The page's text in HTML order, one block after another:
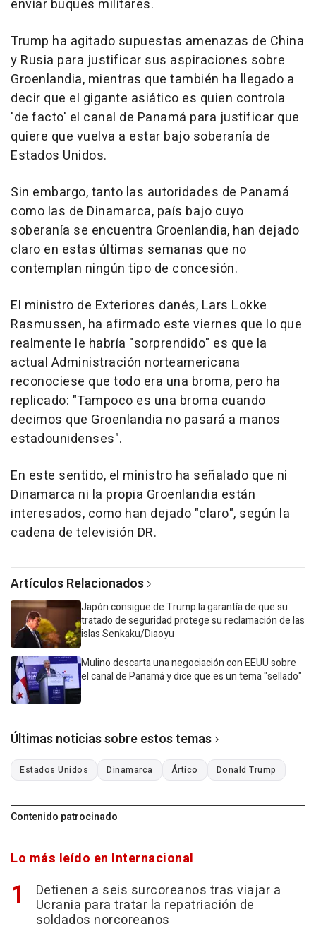
enviar buques militares.
Trump ha agitado supuestas amenazas de China
y Rusia para justificar sus aspiraciones sobre
Groenlandia, mientras que también ha llegado a
decir que el gigante asiático es quien controla
'de facto' el canal de Panamá para justificar que
quiere que vuelva a estar bajo soberanía de
Estados Unidos.
Sin embargo, tanto las autoridades de Panamá
como las de Dinamarca, país bajo cuyo
soberanía se encuentra Groenlandia, han dejado
claro en estas últimas semanas que no
contemplan ningún tipo de concesión.
El ministro de Exteriores danés, Lars Lokke
Rasmussen, ha afirmado este viernes que lo que
realmente le habría "sorprendido" es que la
actual Administración norteamericana
reconociese que todo era una broma, pero ha
replicado: "Tampoco es una broma cuando
decimos que Groenlandia no pasará a manos
estadounidenses".
En este sentido, el ministro ha señalado que ni
Dinamarca ni la propia Groenlandia están
interesados, como han dejado "claro", según la
cadena de televisión DR.
Artículos Relacionados
Japón consigue de Trump la garantía de que su
tratado de seguridad protege su reclamación de las
islas Senkaku/Diaoyu
Mulino descarta una negociación con EEUU sobre
el canal de Panamá y dice que es un tema "sellado"
Últimas noticias sobre estos temas
Estados Unidos Dinamarca Ártico Donald Trump
Contenido patrocinado
Lo más leído en Internacional
Detienen a seis surcoreanos tras viajar a
Ucrania para tratar la repatriación de
soldados norcoreanos